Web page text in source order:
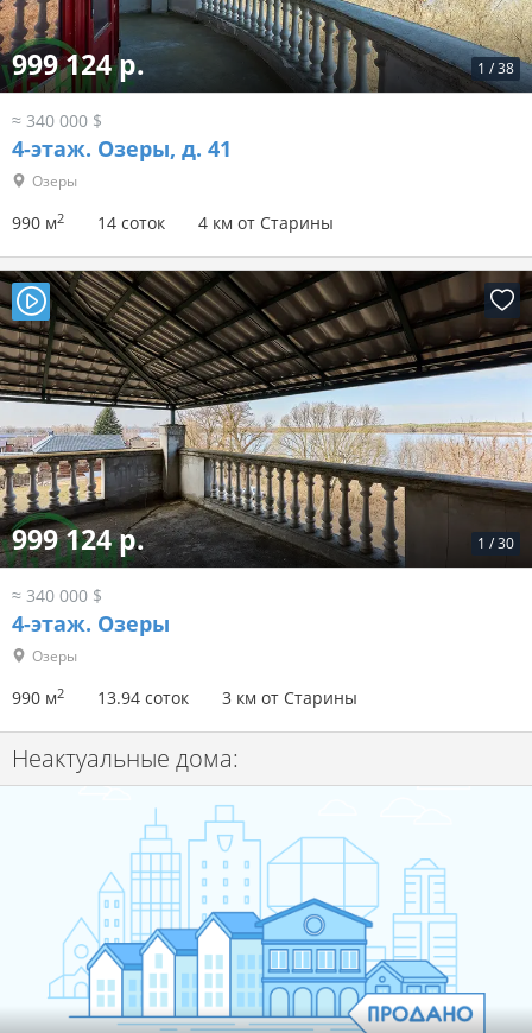
1 /38
999 124 р.
≈ 340 000 $
4-этаж. Озеры, д. 41
Озеры
990 м2 14 соток 4 км от Старины
1 /30
999 124 р.
≈ 340 000 $
4-этаж. Озеры
Озеры
990 м2 13.94 соток 3 км от Старины
Неактуальные дома: